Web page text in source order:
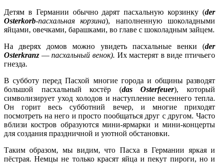
Детям в Германии обычно дарят пасхальную корзинку (der
Osterkorb-пасхальная корзина), наполненную шоколадными
яйцами, овечками, барашками, во главе с шоколадным зайцем.
На дверях домов можно увидеть пасхальные венки (der
Osterkranz —пасхальный венок). Их мастерят в виде птичьего
гнезда.
В субботу перед Пасхой многие города и общины разводят
большой пасхальный костёр (das Osterfeuer), который
символизирует уход холодов и наступление весеннего тепла.
Он горит весь субботний вечер, и многие приходят
посмотреть на него и просто пообщаться друг с другом. Часто
вблизи костров образуются мини-ярмарки и мини-концерты
для создания праздничной и уютной обстановки.
Таким образом, мы видим, что Пасха в Германии яркая и
пёстрая. Немцы не только красят яйца и пекут пироги, но и